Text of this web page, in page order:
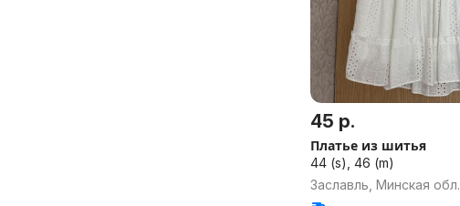
45 р.
Платье из шитья
44 (s), 46 (m)
Заславль, Минская обл.